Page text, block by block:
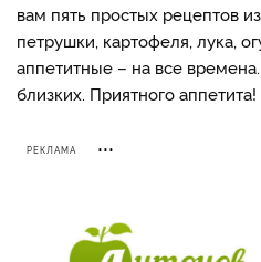
вам пять простых рецептов
петрушки, картофеля, лука,
аппетитные – на все
близких. Приятного аппетита!
РЕКЛАМА